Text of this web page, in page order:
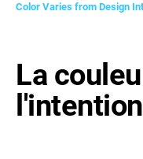
Color Varies from Design
La